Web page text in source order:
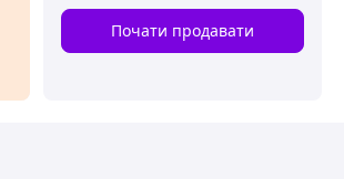
Почати продавати